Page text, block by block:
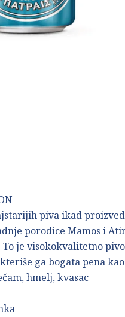
piva ikad
porodice Mamos i
je visokokvalitetno
ga bogata pena
hmelj, kvasac